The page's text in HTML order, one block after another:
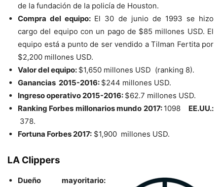
de la fundación de la policía de Houston.
Compra del equipo: El 30 de junio de 1993 se hizo
cargo del equipo con un pago de $85 millones USD. El
equipo está a punto de ser vendido a Tilman Fertita por
$2,200 millones USD.
Valor del equipo: $1,650 millones USD (ranking 8).
Ganancias 2015-2016: $244 millones USD.
Ingreso operativo 2015-2016: $62.7 millones USD.
Ranking Forbes millonarios mundo 2017: 1098
EE.UU.:
378.
Fortuna Forbes 2017: $1,900 millones USD.
LA Clippers
Dueño mayoritario: